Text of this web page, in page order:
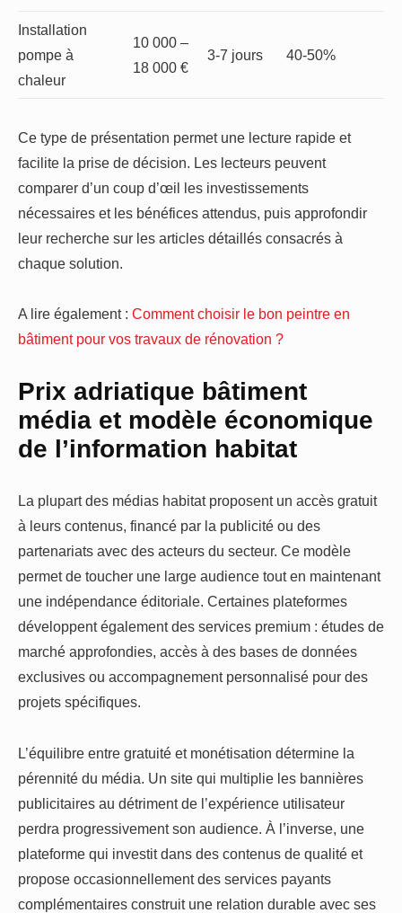
Installation
pompe à
chaleur
10 000 –
18 000 €
3-7 jours 40-50%
Ce type de présentation permet une lecture rapide et
facilite la prise de décision. Les lecteurs peuvent
comparer d’un coup d’œil les investissements
nécessaires et les bénéfices attendus, puis approfondir
leur recherche sur les articles détaillés consacrés à
chaque solution.
A lire également : Comment choisir le bon peintre en
bâtiment pour vos travaux de rénovation ?
Prix adriatique bâtiment
média et modèle économique
de l’information habitat
La plupart des médias habitat proposent un accès gratuit
à leurs contenus, financé par la publicité ou des
partenariats avec des acteurs du secteur. Ce modèle
permet de toucher une large audience tout en maintenant
une indépendance éditoriale. Certaines plateformes
développent également des services premium : études de
marché approfondies, accès à des bases de données
exclusives ou accompagnement personnalisé pour des
projets spécifiques.
L’équilibre entre gratuité et monétisation détermine la
pérennité du média. Un site qui multiplie les bannières
publicitaires au détriment de l’expérience utilisateur
perdra progressivement son audience. À l’inverse, une
plateforme qui investit dans des contenus de qualité et
propose occasionnellement des services payants
complémentaires construit une relation durable avec ses